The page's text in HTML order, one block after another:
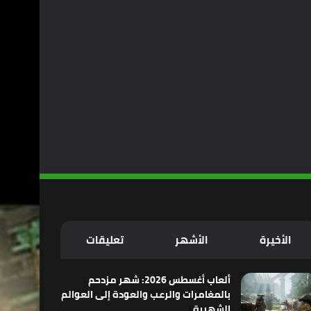
الأخيرة الأشهر تعليقات
ألعاب أغسطس 2026: شهر مزدحم
بالمغامرات والرعب والعودة إلى العوالم